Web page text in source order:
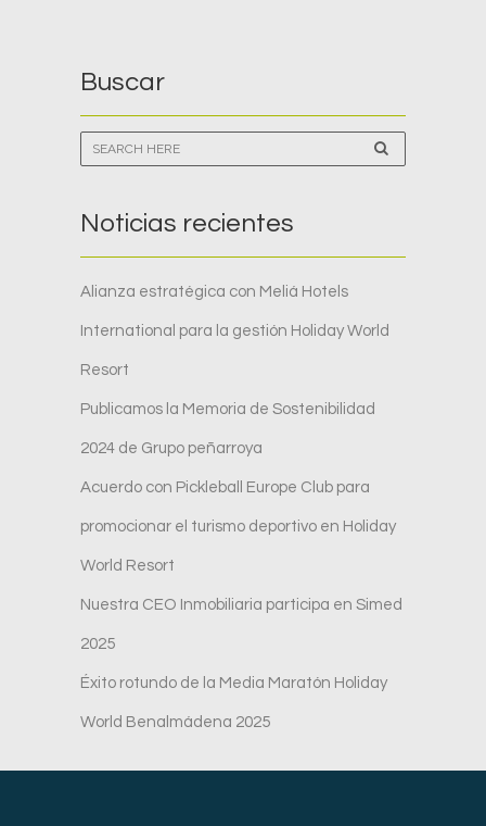
Buscar
Noticias recientes
Alianza estratégica con Meliá Hotels
International para la gestión Holiday World
Resort
Publicamos la Memoria de Sostenibilidad
2024 de Grupo peñarroya
Acuerdo con Pickleball Europe Club para
promocionar el turismo deportivo en Holiday
World Resort
Nuestra CEO Inmobiliaria participa en Simed
2025
Éxito rotundo de la Media Maratón Holiday
World Benalmádena 2025